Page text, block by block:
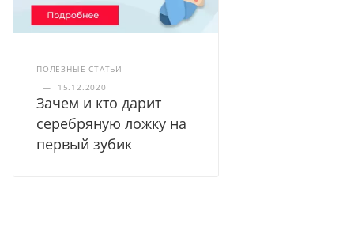
ПОЛЕЗНЫЕ СТАТЬИ
—
15.12.2020
Зачем и кто дарит
серебряную ложку на
первый зубик